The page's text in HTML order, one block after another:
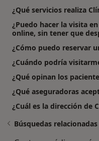
¿Qué servicios realiza
¿Puedo hacer la visita
online, sin tener que
¿Cómo puedo reservar
¿Cuándo podría
¿Qué opinan los
¿Qué aseguradoras
¿Cuál es la dirección de
Búsquedas relacionadas